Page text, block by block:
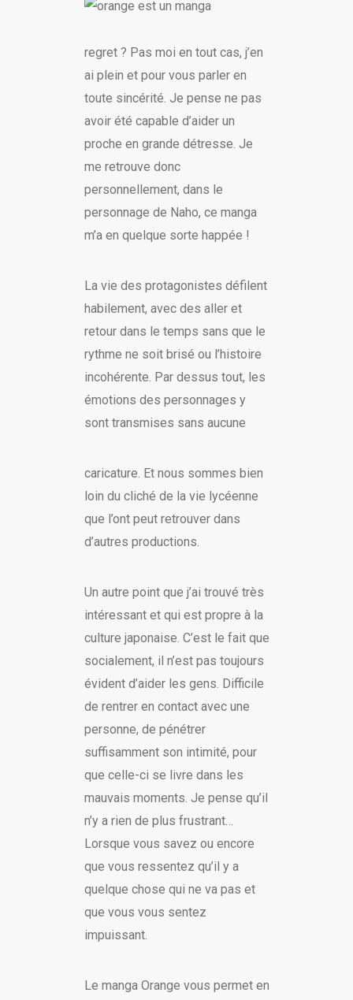
regret ? Pas moi en tout cas, j’en
ai plein et pour vous parler en
toute sincérité. Je pense ne pas
avoir été capable d’aider un
proche en grande détresse. Je
me retrouve donc
personnellement, dans le
personnage de Naho, ce manga
m’a en quelque sorte happée !
La vie des protagonistes défilent
habilement, avec des aller et
retour dans le temps sans que le
rythme ne soit brisé ou l’histoire
incohérente. Par dessus tout, les
émotions des personnages y
sont transmises sans aucune
caricature. Et nous sommes bien
loin du cliché de la vie lycéenne
que l’ont peut retrouver dans
d’autres productions.
Un autre point que j’ai trouvé très
intéressant et qui est propre à la
culture japonaise. C’est le fait que
socialement, il n’est pas toujours
évident d’aider les gens. Difficile
de rentrer en contact avec une
personne, de pénétrer
suffisamment son intimité, pour
que celle-ci se livre dans les
mauvais moments. Je pense qu’il
n’y a rien de plus frustrant…
Lorsque vous savez ou encore
que vous ressentez qu’il y a
quelque chose qui ne va pas et
que vous vous sentez
impuissant.
Le manga Orange vous permet en